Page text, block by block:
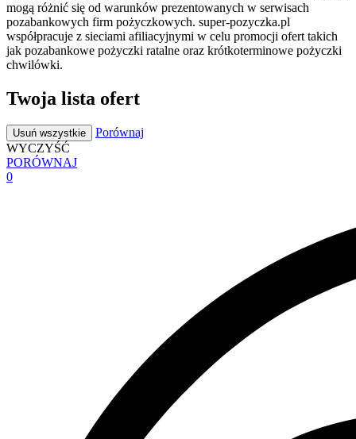
mogą różnić się od warunków prezentowanych w serwisach
pozabankowych firm pożyczkowych. super-pozyczka.pl
współpracuje z sieciami afiliacyjnymi w celu promocji ofert takich
jak pozabankowe pożyczki ratalne oraz krótkoterminowe pożyczki
chwilówki.
Twoja lista ofert
Usuń wszystkie
Porównaj
WYCZYŚĆ
PORÓWNAJ
0